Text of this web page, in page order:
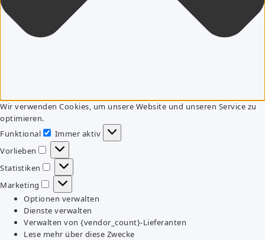
Wir verwenden Cookies, um unsere Website und unseren Service zu
optimieren.
Funktional
Funktional
Immer aktiv
Vorlieben
Vorlieben
Statistiken
Statistiken
Marketing
Marketing
Optionen verwalten
Dienste verwalten
Verwalten von {vendor_count}-Lieferanten
Lese mehr über diese Zwecke